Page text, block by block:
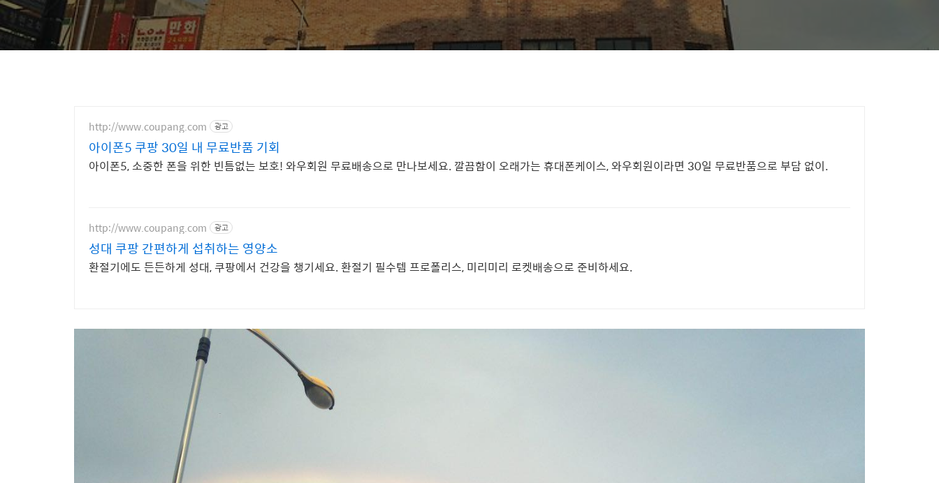
http://www.coupang.com 광고
아이폰5 쿠팡 30일 내 무료반품 기회
아이폰5, 소중한 폰을 위한 빈틈없는 보호! 와우회원 무료배송으로 만나보세요. 깔끔함이 오래가는 휴대폰케이스, 와우회원이라면 30일 무료반품으로 부담 없이.
http://www.coupang.com 광고
성대 쿠팡 간편하게 섭취하는 영양소
환절기에도 든든하게 성대, 쿠팡에서 건강을 챙기세요. 환절기 필수템 프로폴리스, 미리미리 로켓배송으로 준비하세요.